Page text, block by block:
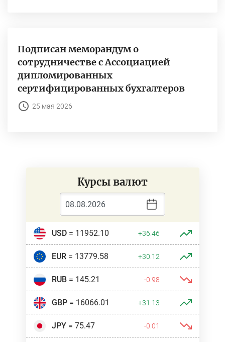
Подписан меморандум о
сотрудничестве с Ассоциацией
дипломированных
сертифицированных бухгалтеров
25 мая 2026
Курсы валют
USD= 11952.10 +36.46
EUR= 13779.58 +30.12
RUB= 145.21 -0.98
GBP= 16066.01 +31.13
JPY= 75.47 -0.01